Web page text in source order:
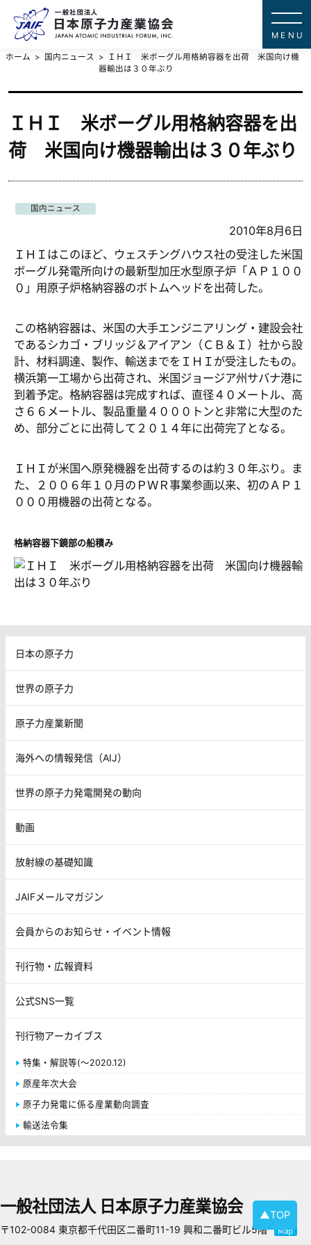
ホーム 国内ニュース
ＩＨＩ 米ボーグル用格納容器を出荷 米国向け機
器輸出は３０年ぶり
ＩＨＩ 米ボーグル用格納容器を出
荷 米国向け機器輸出は３０年ぶり
国内ニュース
2010年8月6日
ＩＨＩはこのほど、ウェスチングハウス社の受注した米国
ボーグル発電所向けの最新型加圧水型原子炉「ＡＰ１００
０」用原子炉格納容器のボトムヘッドを出荷した。
この格納容器は、米国の大手エンジニアリング・建設会社
であるシカゴ・ブリッジ＆アイアン（ＣＢ＆Ｉ）社から設
計、材料調達、製作、輸送までをＩＨＩが受注したもの。
横浜第一工場から出荷され、米国ジョージア州サバナ港に
到着予定。格納容器は完成すれば、直径４０メートル、高
さ６６メートル、製品重量４０００トンと非常に大型のた
め、部分ごとに出荷して２０１４年に出荷完了となる。
ＩＨＩが米国へ原発機器を出荷するのは約３０年ぶり。ま
た、２００６年１０月のＰＷＲ事業参画以来、初のＡＰ１
０００用機器の出荷となる。
格納容器下鏡部の船積み
日本の原子力
世界の原子力
原子力産業新聞
海外への情報発信（AIJ）
世界の原子力発電開発の動向
動画
放射線の基礎知識
JAIFメールマガジン
会員からのお知らせ・イベント情報
刊行物・広報資料
公式SNS一覧
刊行物アーカイブス
特集・解説等(～2020.12)
原産年次大会
原子力発電に係る産業動向調査
輸送法令集
▲TOP
一般社団法人 日本原子力産業協会
〒102-0084 東京都千代田区二番町11-19 興和二番町ビル5階